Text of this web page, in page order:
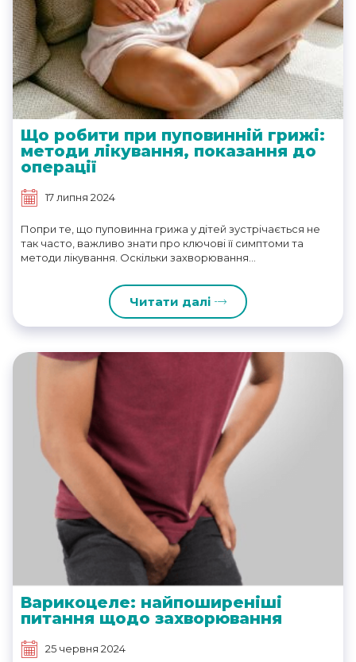
Що робити при пуповинній грижі:
методи лікування, показання до
операції
17 липня 2024
Попри те, що пуповинна грижа у дітей зустрічається не
так часто, важливо знати про ключові її симптоми та
методи лікування. Оскільки захворювання...
Читати далі
Варикоцеле: найпоширеніші
питання щодо захворювання
25 червня 2024